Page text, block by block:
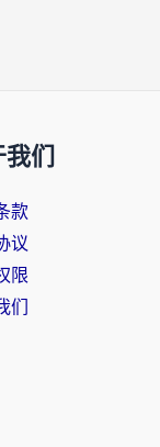
们
款
议
限
们